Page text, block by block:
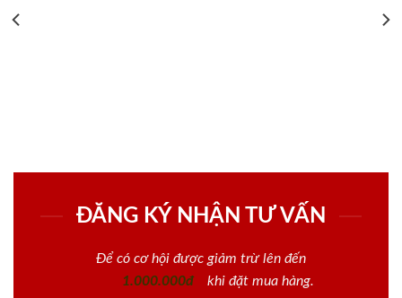
ĐĂNG KÝ NHẬN TƯ VẤN
Để có cơ hội được giảm trừ lên đến
1.000.000đ
khi đặt mua hàng.